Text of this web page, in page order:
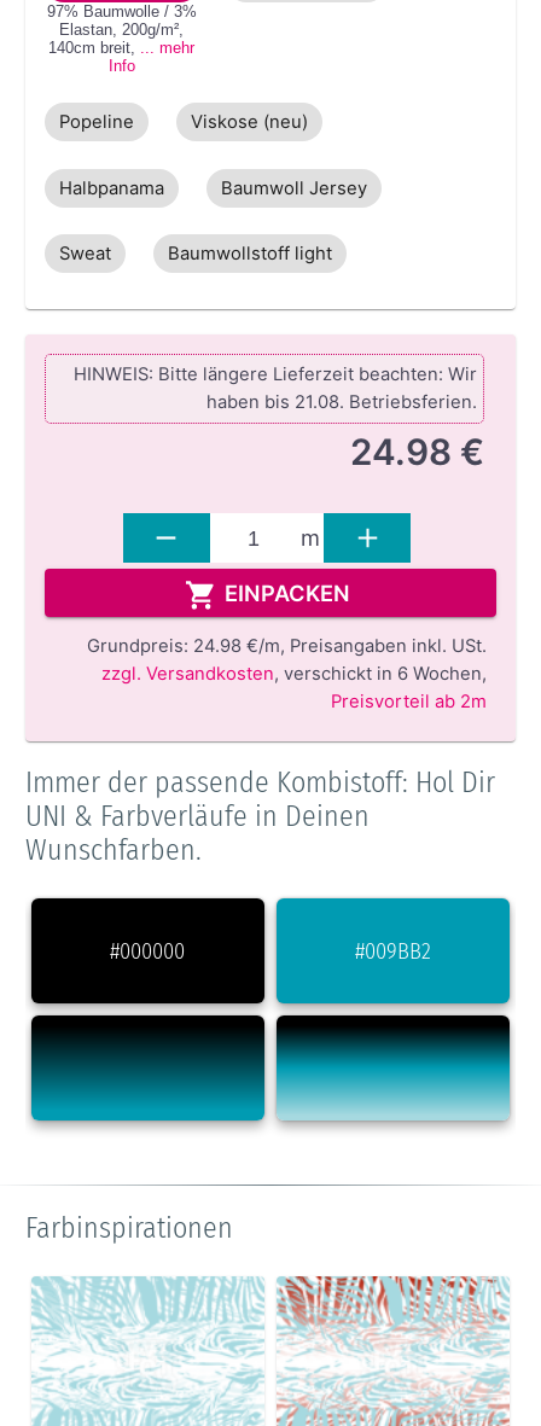
97% Baumwolle / 3%
Elastan 200g/m²
140cm breit
... mehr
Info
Popeline Viskose (neu)
Halbpanama Baumwoll Jersey
Sweat Baumwollstoff light
HINWEIS: Bitte längere Lieferzeit beachten: Wir
haben bis 21.08. Betriebsferien.
24.98 €
m
EINPACKEN
Grundpreis: 24.98 €/m, Preisangaben inkl. USt.
zzgl. Versandkosten,verschickt in 6 Wochen,
Preisvorteil ab 2m
Immer der passende Kombistoff: Hol Dir
UNI & Farbverläufe in Deinen
Wunschfarben.
#000000 #009BB2
Farbinspirationen